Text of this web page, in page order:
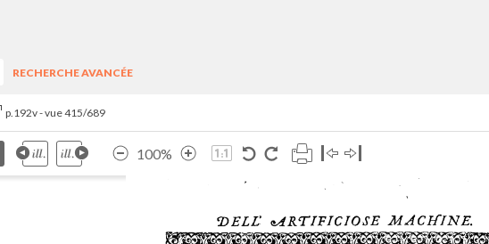
RECHERCHE AVANCÉE
p.192v - vue 415/689
100%